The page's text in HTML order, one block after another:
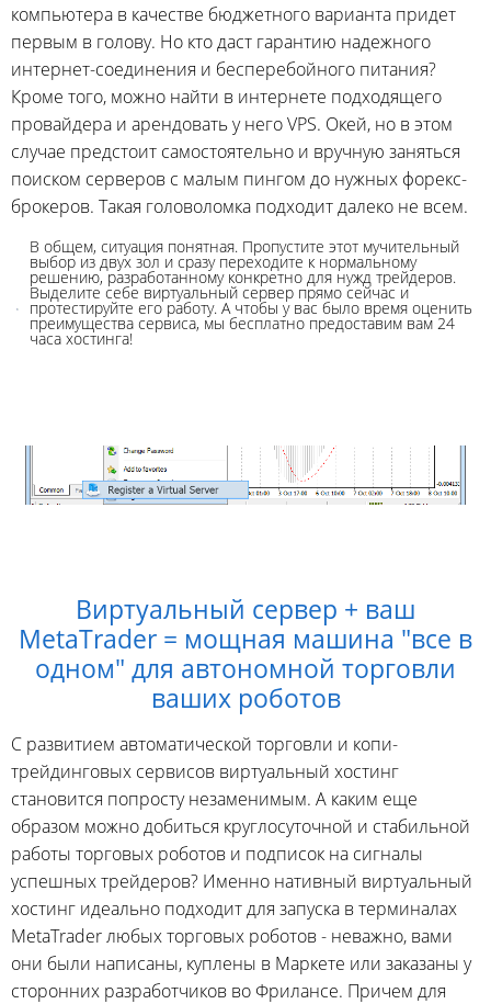
компьютера в качестве бюджетного варианта придет
первым в голову. Но кто даст гарантию надежного
интернет-соединения и бесперебойного питания?
Кроме того, можно найти в интернете подходящего
провайдера и арендовать у него VPS. Окей, но в этом
случае предстоит самостоятельно и вручную заняться
поиском серверов с малым пингом до нужных форекс-
брокеров. Такая головоломка подходит далеко не всем.
В общем, ситуация понятная. Пропустите этот мучительный
выбор из двух зол и сразу переходите к нормальному
решению, разработанному конкретно для нужд трейдеров.
Выделите себе виртуальный сервер прямо сейчас и
протестируйте его работу. А чтобы у вас было время оценить
преимущества сервиса, мы бесплатно предоставим вам 24
часа хостинга!
Виртуальный сервер + ваш
MetaTrader = мощная машина "все в
одном" для автономной торговли
ваших роботов
С развитием автоматической торговли и копи-
трейдинговых сервисов виртуальный хостинг
становится попросту незаменимым. А каким еще
образом можно добиться круглосуточной и стабильной
работы торговых роботов и подписок на сигналы
успешных трейдеров? Именно нативный виртуальный
хостинг идеально подходит для запуска в терминалах
MetaTrader любых торговых роботов - неважно, вами
они были написаны, куплены в Маркете или заказаны у
сторонних разработчиков во Фрилансе. Причем для